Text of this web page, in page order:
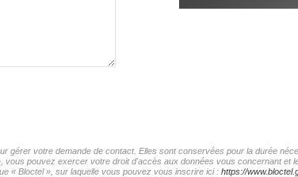
votre demande de contact. Elles sont conservées pour la durée
pouvez exercer votre droit d'accès aux données vous concernant et
« Bloctel », sur laquelle vous pouvez vous inscrire ici : https://